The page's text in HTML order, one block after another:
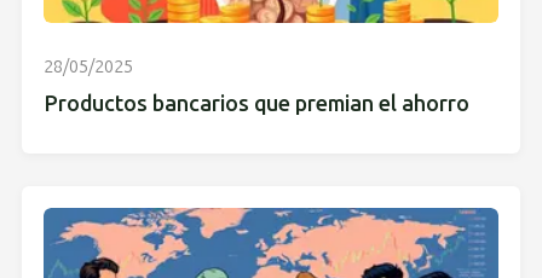
28/05/2025
Productos bancarios que premian el ahorro